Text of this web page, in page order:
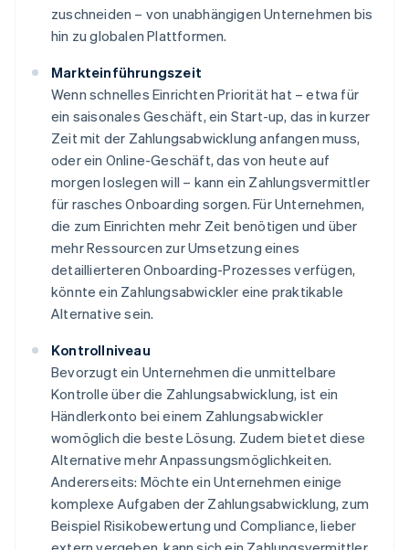
zuschneiden – von unabhängigen Unternehmen bis
hin zu globalen Plattformen.
Markteinführungszeit
Wenn schnelles Einrichten Priorität hat – etwa für
ein saisonales Geschäft, ein Start-up, das in kurzer
Zeit mit der Zahlungsabwicklung anfangen muss,
oder ein Online-Geschäft, das von heute auf
morgen loslegen will – kann ein Zahlungsvermittler
für rasches Onboarding sorgen. Für Unternehmen,
die zum Einrichten mehr Zeit benötigen und über
mehr Ressourcen zur Umsetzung eines
detaillierteren Onboarding-Prozesses verfügen,
könnte ein Zahlungsabwickler eine praktikable
Alternative sein.
Kontrollniveau
Bevorzugt ein Unternehmen die unmittelbare
Kontrolle über die Zahlungsabwicklung, ist ein
Händlerkonto bei einem Zahlungsabwickler
womöglich die beste Lösung. Zudem bietet diese
Alternative mehr Anpassungsmöglichkeiten.
Andererseits: Möchte ein Unternehmen einige
komplexe Aufgaben der Zahlungsabwicklung, zum
Beispiel Risikobewertung und Compliance, lieber